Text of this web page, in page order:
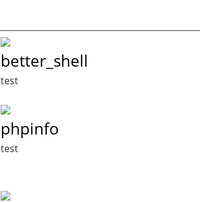
better_shell
test
phpinfo
test